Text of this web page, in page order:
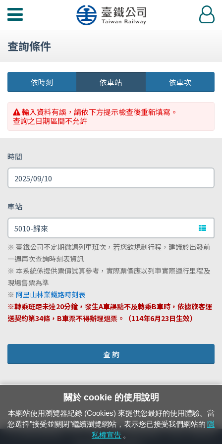
功
選
登
入
查詢條件
依時刻 依車站 依車次
輸入資料有誤，請依下方提示檢查後重新填寫。
查詢之日期區間不允許
時間
車站
文字
※ 臺鐵公司不定期微調列車班次，若您欲規劃行程，建議於出發前
一週再次查詢時刻表資訊
※ 本系統係提供票價試算參考，實際票價應以列車實際運行里程及
現場售票為準
※ 阿里山林業鐵路時刻表
※轉乘班距未達20分鐘，發生A車誤點不及轉乘B車時，依據旅客運
送契約第34條，B車票不得辦理退票。（114年6月23日生效）
查 詢
24小時緊急通報電話：1933（市話、手機，僅限發現軌道、平交道、橋樑及隧
關於 cookie 的使用說明
本網站使用瀏覽器紀錄 (Cookies) 來提供您最好的使用體驗。當
您選擇"接受並關閉"繼續瀏覽網站，表示您已接受我們網站的 隱
私權宣告 。